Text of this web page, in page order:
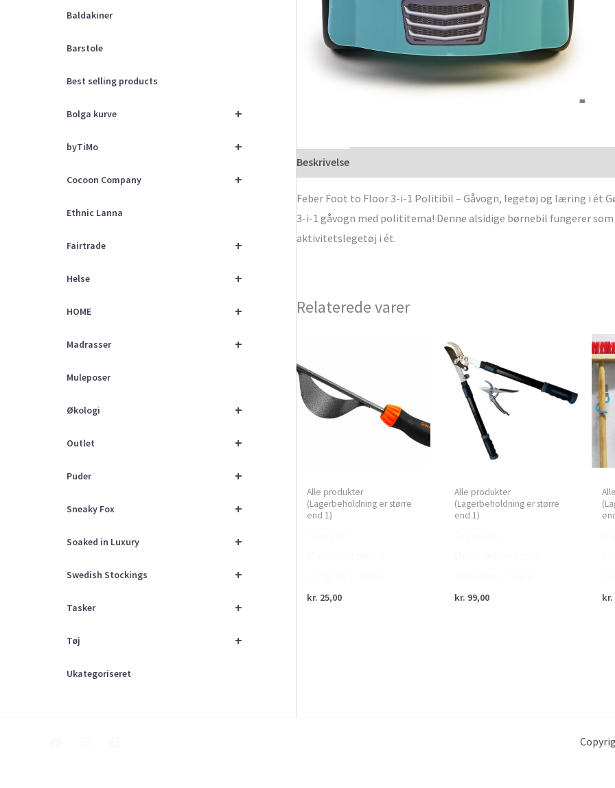
Baldakiner
Barstole
Best selling products
+
Bolga kurve
+
byTiMo
+
Cocoon Company
Ethnic Lanna
+
Fairtrade
+
Helse
+
HOME
+
Madrasser
Muleposer
+
Økologi
+
Outlet
+
Puder
+
Sneaky Fox
+
Soaked in Luxury
+
Swedish Stockings
+
Tasker
+
Tøj
Ukategoriseret
Beskrivelse
Feber Foot to Floor 3-i-1 Politibil – Gåvogn, legetøj og læring i ét
3-i-1 gåvogn med polititema! Denne alsidige børnebil fungerer
aktivitetslegetøj i ét.
Relaterede varer
Alle produkter
(Lagerbeholdning er større
end 1)
kr. 25,00
Alle produkter
(Lagerbeholdning er større
end 1)
kr. 99,00 kr.